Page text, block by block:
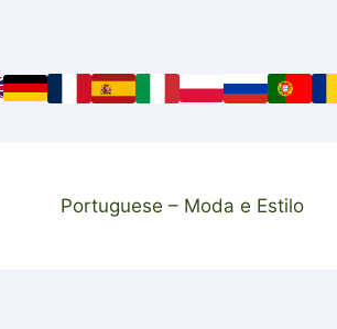
Portuguese – Moda e Estilo